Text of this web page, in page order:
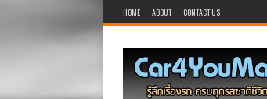
HOME ABOUT CONTACT US